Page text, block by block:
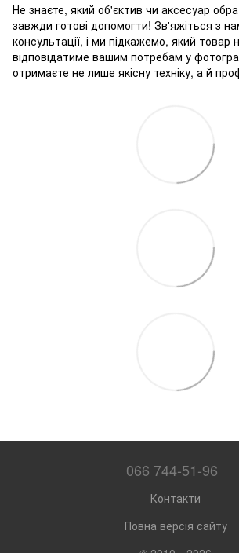
Не знаєте, який об'єктив чи аксесуар
завжди готові допомогти! Зв'яжіться з
консультації, і ми підкажемо, який товар
відповідатиме вашим потребам у
отримаєте не лише якісну техніку, а й
066 744-51-96
Контакти
Повна версія сайту